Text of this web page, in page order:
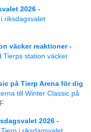
2026 -
riksdagsvalet
väcker reaktioner -
Tierps station väcker
på Tierp Arena för dig
till Winter Classic på
2026 -